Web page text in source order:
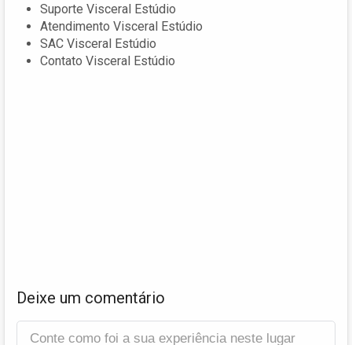
Suporte Visceral Estúdio
Atendimento Visceral Estúdio
SAC Visceral Estúdio
Contato Visceral Estúdio
Deixe um comentário